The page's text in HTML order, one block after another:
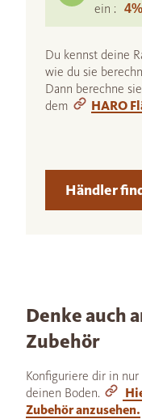
ein :
Du kennst deine
wie du sie
Dann berechne
dem
HARO
Händler
Denke auch
Zubehör
Konfiguriere dir in
deinen Boden.
Zubehör anzusehen.